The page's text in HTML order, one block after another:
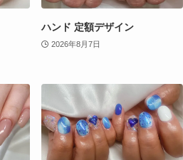
ハンド 定額デザイン
2026年8月7日